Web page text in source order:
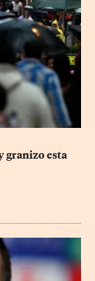
granizo esta